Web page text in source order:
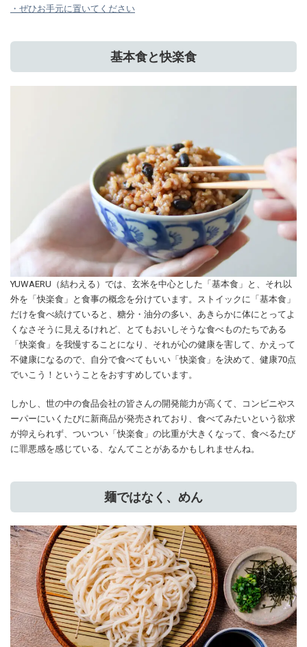
・ぜひお手元に置いてください
基本食と快楽食
YUWAERU（結わえる）では、玄米を中心とした「基本食」と、それ以
外を「快楽食」と食事の概念を分けています。ストイックに「基本食」
だけを食べ続けていると、糖分・油分の多い、あきらかに体にとってよ
くなさそうに見えるけれど、とてもおいしそうな食べものたちである
「快楽食」を我慢することになり、それが心の健康を害して、かえって
不健康になるので、自分で食べてもいい「快楽食」を決めて、健康70点
でいこう！ということをおすすめしています。
しかし、世の中の食品会社の皆さんの開発能力が高くて、コンビニやス
ーパーにいくたびに新商品が発売されており、食べてみたいという欲求
が抑えられず、ついつい「快楽食」の比重が大きくなって、食べるたび
に罪悪感を感じている、なんてことがあるかもしれませんね。
麺ではなく、めん